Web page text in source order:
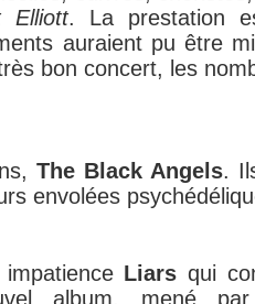
Elliott. La prestation
auraient pu être
bon concert, les
The Black Angels.
envolées
Liars qui
album, mené